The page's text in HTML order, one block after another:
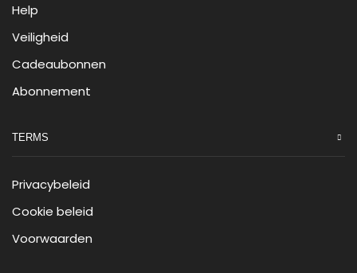
Help
Veiligheid
Cadeaubonnen
Abonnement
TERMS
Privacybeleid
Cookie beleid
Voorwaarden